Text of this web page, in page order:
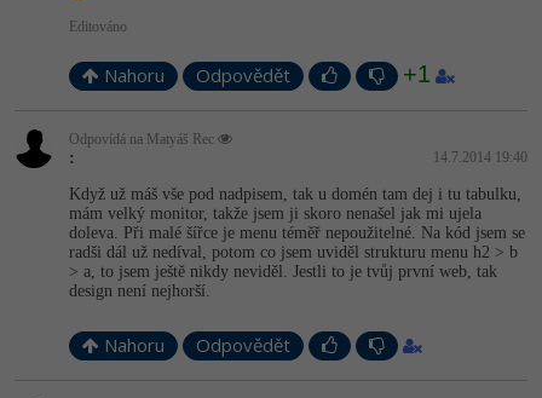
Editováno
Nahoru Odpovědět +1
Odpovídá na Matyáš Rec
: 14.7.2014 19:40
Když už máš vše pod nadpisem, tak u domén tam dej i tu tabulku,
mám velký monitor, takže jsem ji skoro nenašel jak mi ujela
doleva. Při malé šířce je menu téměř nepoužitelné. Na kód jsem se
radši dál už nedíval, potom co jsem uviděl strukturu menu h2 > b
> a, to jsem ještě nikdy neviděl. Jestli to je tvůj první web, tak
design není nejhorší.
Nahoru Odpovědět